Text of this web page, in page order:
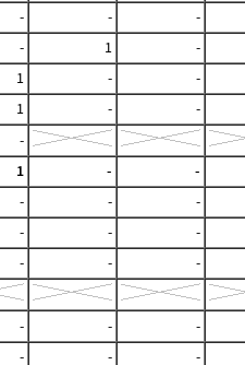
- -
-
- 1
-
1 -
-
1 -
-
-
1 -
-
- -
-
- -
-
- -
-
- -
-
- -
-